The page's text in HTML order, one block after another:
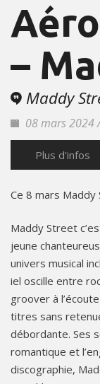
–
Maddy
08 mars 2024
Plus d'infos
Ce 8 mars
Maddy Street
jeune
univers musical
iel oscille entre
groover à
titres sans
débordante. Ses
romantique et
discographie,